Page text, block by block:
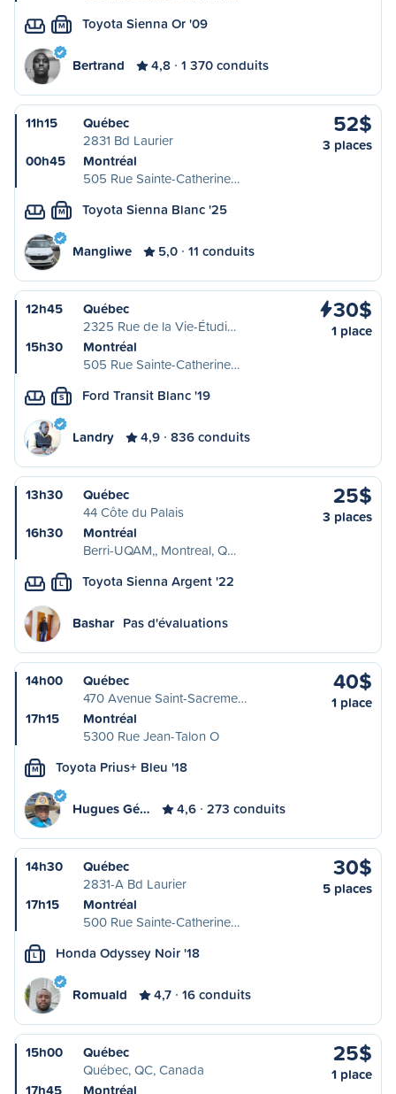
M Toyota Sienna Or '09
Bertrand 4,8 1 370 conduits
11h15
Québec
2831 Bd Laurier
00h45
Montréal
505 Rue Sainte-Catherine…
52$
3 places
M Toyota Sienna Blanc '25
Mangliwe 5,0 11 conduits
12h45
Québec
2325 Rue de la Vie-Étudi…
15h30
Montréal
505 Rue Sainte-Catherine…
30$
1 place
S Ford Transit Blanc '19
Landry 4,9 836 conduits
13h30
Québec
44 Côte du Palais
16h30
Montréal
Berri-UQAM,, Montreal, Q…
25$
3 places
L Toyota Sienna Argent '22
Bashar Pas d'évaluations
14h00
Québec
470 Avenue Saint-Sacreme…
17h15
Montréal
5300 Rue Jean-Talon O
40$
1 place
M Toyota Prius+ Bleu '18
Hugues Gé… 4,6 273 conduits
14h30
Québec
2831-A Bd Laurier
17h15
Montréal
500 Rue Sainte-Catherine…
30$
5 places
L Honda Odyssey Noir '18
Romuald 4,7 16 conduits
15h00
Québec
Québec, QC, Canada
17h45
Montréal
25$
1 place